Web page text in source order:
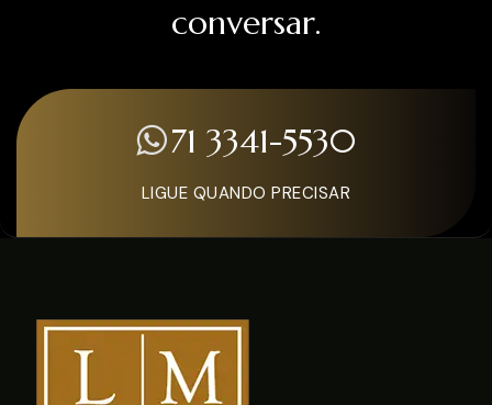
conversar.
71 3341-5530
LIGUE QUANDO PRECISAR